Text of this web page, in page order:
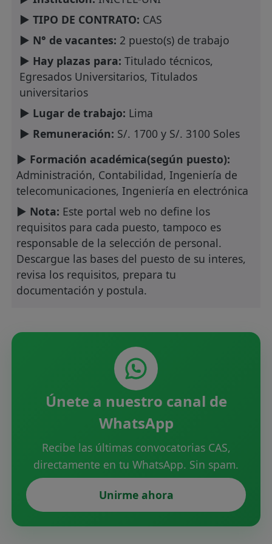
► TIPO DE CONTRATO: CAS
► N° de vacantes: 2 puesto(s) de trabajo
► Hay plazas para: Titulado técnicos,
Egresados Universitarios, Titulados
universitarios
► Lugar de trabajo: Lima
► Remuneración: S/. 1700 y S/. 3100 Soles
► Formación académica(según puesto):
Administración, Contabilidad, Ingeniería de
telecomunicaciones, Ingeniería en electrónica
► Nota: Este portal web no define los
requisitos para cada puesto, tampoco es
responsable de la selección de personal.
Descargue las bases del puesto de su interes,
revisa los requisitos, prepara tu
documentación y postula.
Únete a nuestro canal de
WhatsApp
Recibe las últimas convocatorias CAS,
directamente en tu WhatsApp. Sin spam.
Unirme ahora